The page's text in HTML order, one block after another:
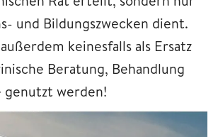
und Bildungszwecken dient.
keinesfalls als Ersatz
Beratung, Behandlung
genutzt werden!